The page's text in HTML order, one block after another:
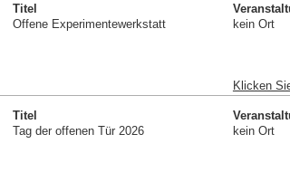
Titel
Offene Experimentewerkstatt
kein Ort
Klicken
Titel
Tag der offenen Tür 2026
kein Ort